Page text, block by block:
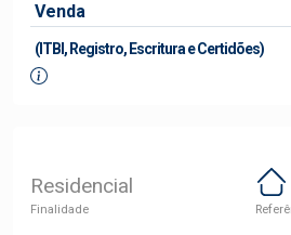
Venda
(ITBI, Registro, Escritura e Certidões)
Residencial
Finalidade